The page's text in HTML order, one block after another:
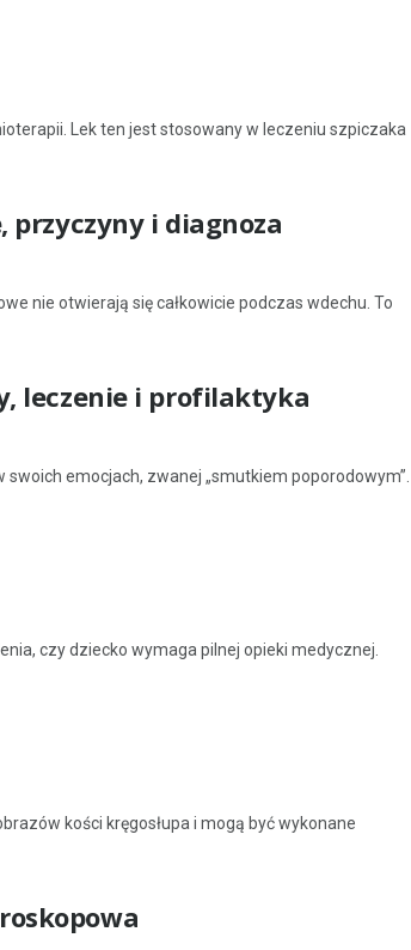
Lek ten jest stosowany w leczeniu szpiczaka
przyczyny i diagnoza
nie otwierają się całkowicie podczas wdechu. To
leczenie i profilaktyka
emocjach, zwanej „smutkiem poporodowym”.
czy dziecko wymaga pilnej opieki medycznej.
kości kręgosłupa i mogą być wykonane